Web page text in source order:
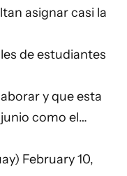
asignar casi la
de estudiantes
y que esta
como el…
February 10,